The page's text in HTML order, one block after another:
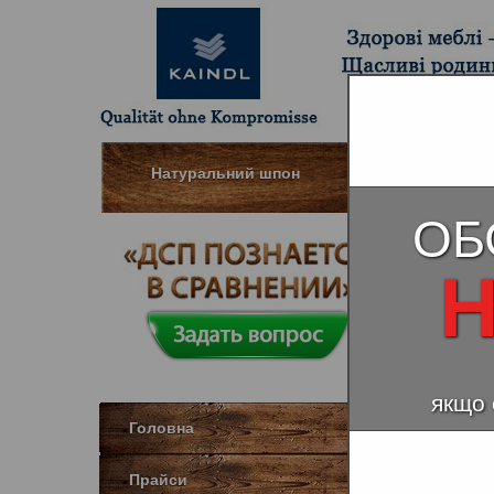
Натуральний шпон
Головна
Прайси
Дуб
якщо